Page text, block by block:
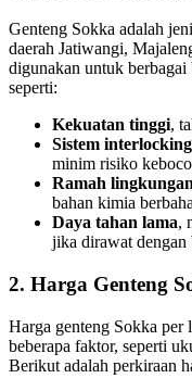
Genteng Sokka adalah
daerah Jatiwangi,
digunakan untuk
seperti:
Kekuatan tinggi,
Sistem interlocking
minim risiko
Ramah lingkungan
bahan kimia
Daya tahan lama,
jika dirawat dengan
2. Harga Genteng
Harga genteng Sokka per
beberapa faktor, seperti
Berikut adalah perkiraan